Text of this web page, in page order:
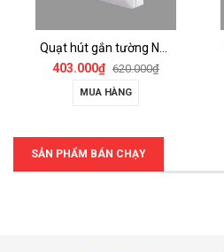
Quạt hút gắn tường Nanoco NWV2020
403.000₫ 620.000₫
MUA HÀNG
SẢN PHẨM BÁN CHẠY